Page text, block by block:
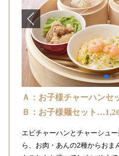
Ａ：お子様チャーハンセ
Ｂ：お子様麺セット
エビチャーハンとチャーシュ
ら、お肉・あんの2種からおま